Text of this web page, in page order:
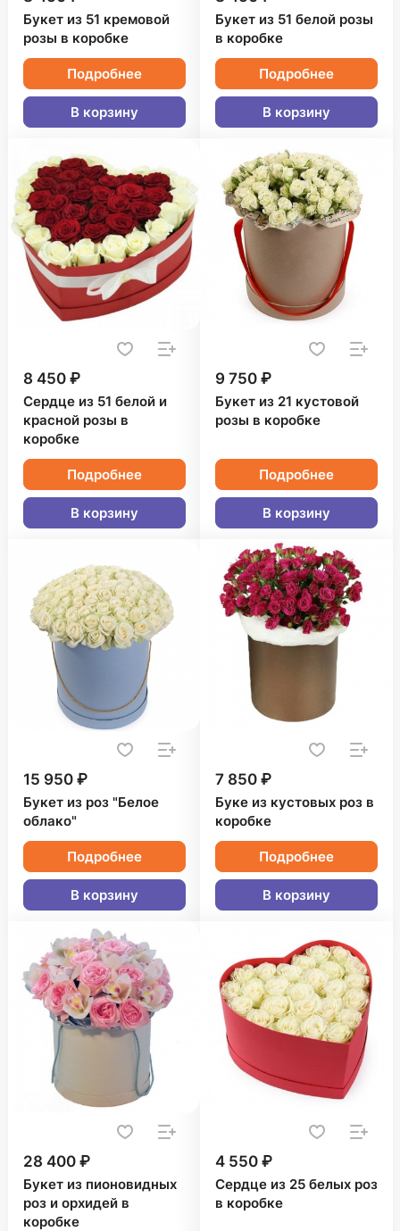
Букет из 51 кремовой
розы в коробке
Подробнее
В корзину
Букет из 51 белой розы
в коробке
Подробнее
В корзину
8 450 ₽
Сердце из 51 белой и
красной розы в
коробке
Подробнее
В корзину
9 750 ₽
Букет из 21 кустовой
розы в коробке
Подробнее
В корзину
15 950 ₽
Букет из роз "Белое
облако"
Подробнее
В корзину
7 850 ₽
Буке из кустовых роз в
коробке
Подробнее
В корзину
28 400 ₽
Букет из пионовидных
роз и орхидей в
коробке
4 550 ₽
Сердце из 25 белых роз
в коробке